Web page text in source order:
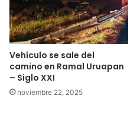
Vehículo se sale del
camino en Ramal Uruapan
– Siglo XXI
noviembre 22, 2025